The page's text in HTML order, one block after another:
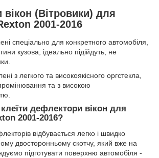
(Вітровики) для
2001-2016
спеціально для конкретного автомобіля,
кузова, ідеально підійдуть, не
з легкого та високоякісного оргстекла,
та з високою
дефлектори вікон для
2001-2016?
відбувається легко і швидко
двосторонньому скотчу, який вже на
підготувати поверхню автомобіля -